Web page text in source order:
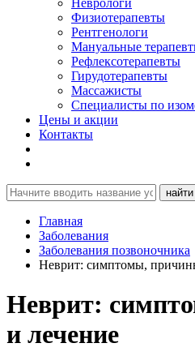
Неврологи
Физиотерапевты
Рентгенологи
Мануальные
Рефлексотерапевты
Гирудотерапевты
Массажисты
Специалисты по
Цены и акции
Контакты
найти
Главная
Заболевания
Заболевания позвоночника
Неврит: симптомы,
Неврит:
и лечение